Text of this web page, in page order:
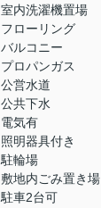
室内洗濯機置場
フローリング
バルコニー
プロパンガス
公営水道
公共下水
電気有
照明器具付き
駐輪場
敷地内ごみ置き場
駐車2台可